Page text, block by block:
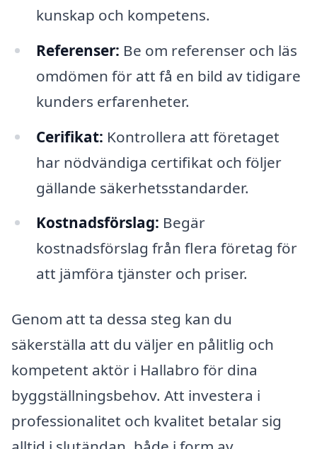
kunskap och kompetens.
Referenser: Be om referenser och läs
omdömen för att få en bild av tidigare
kunders erfarenheter.
Cerifikat: Kontrollera att företaget
har nödvändiga certifikat och följer
gällande säkerhetsstandarder.
Kostnadsförslag: Begär
kostnadsförslag från flera företag för
att jämföra tjänster och priser.
Genom att ta dessa steg kan du
säkerställa att du väljer en pålitlig och
kompetent aktör i Hallabro för dina
byggställningsbehov. Att investera i
professionalitet och kvalitet betalar sig